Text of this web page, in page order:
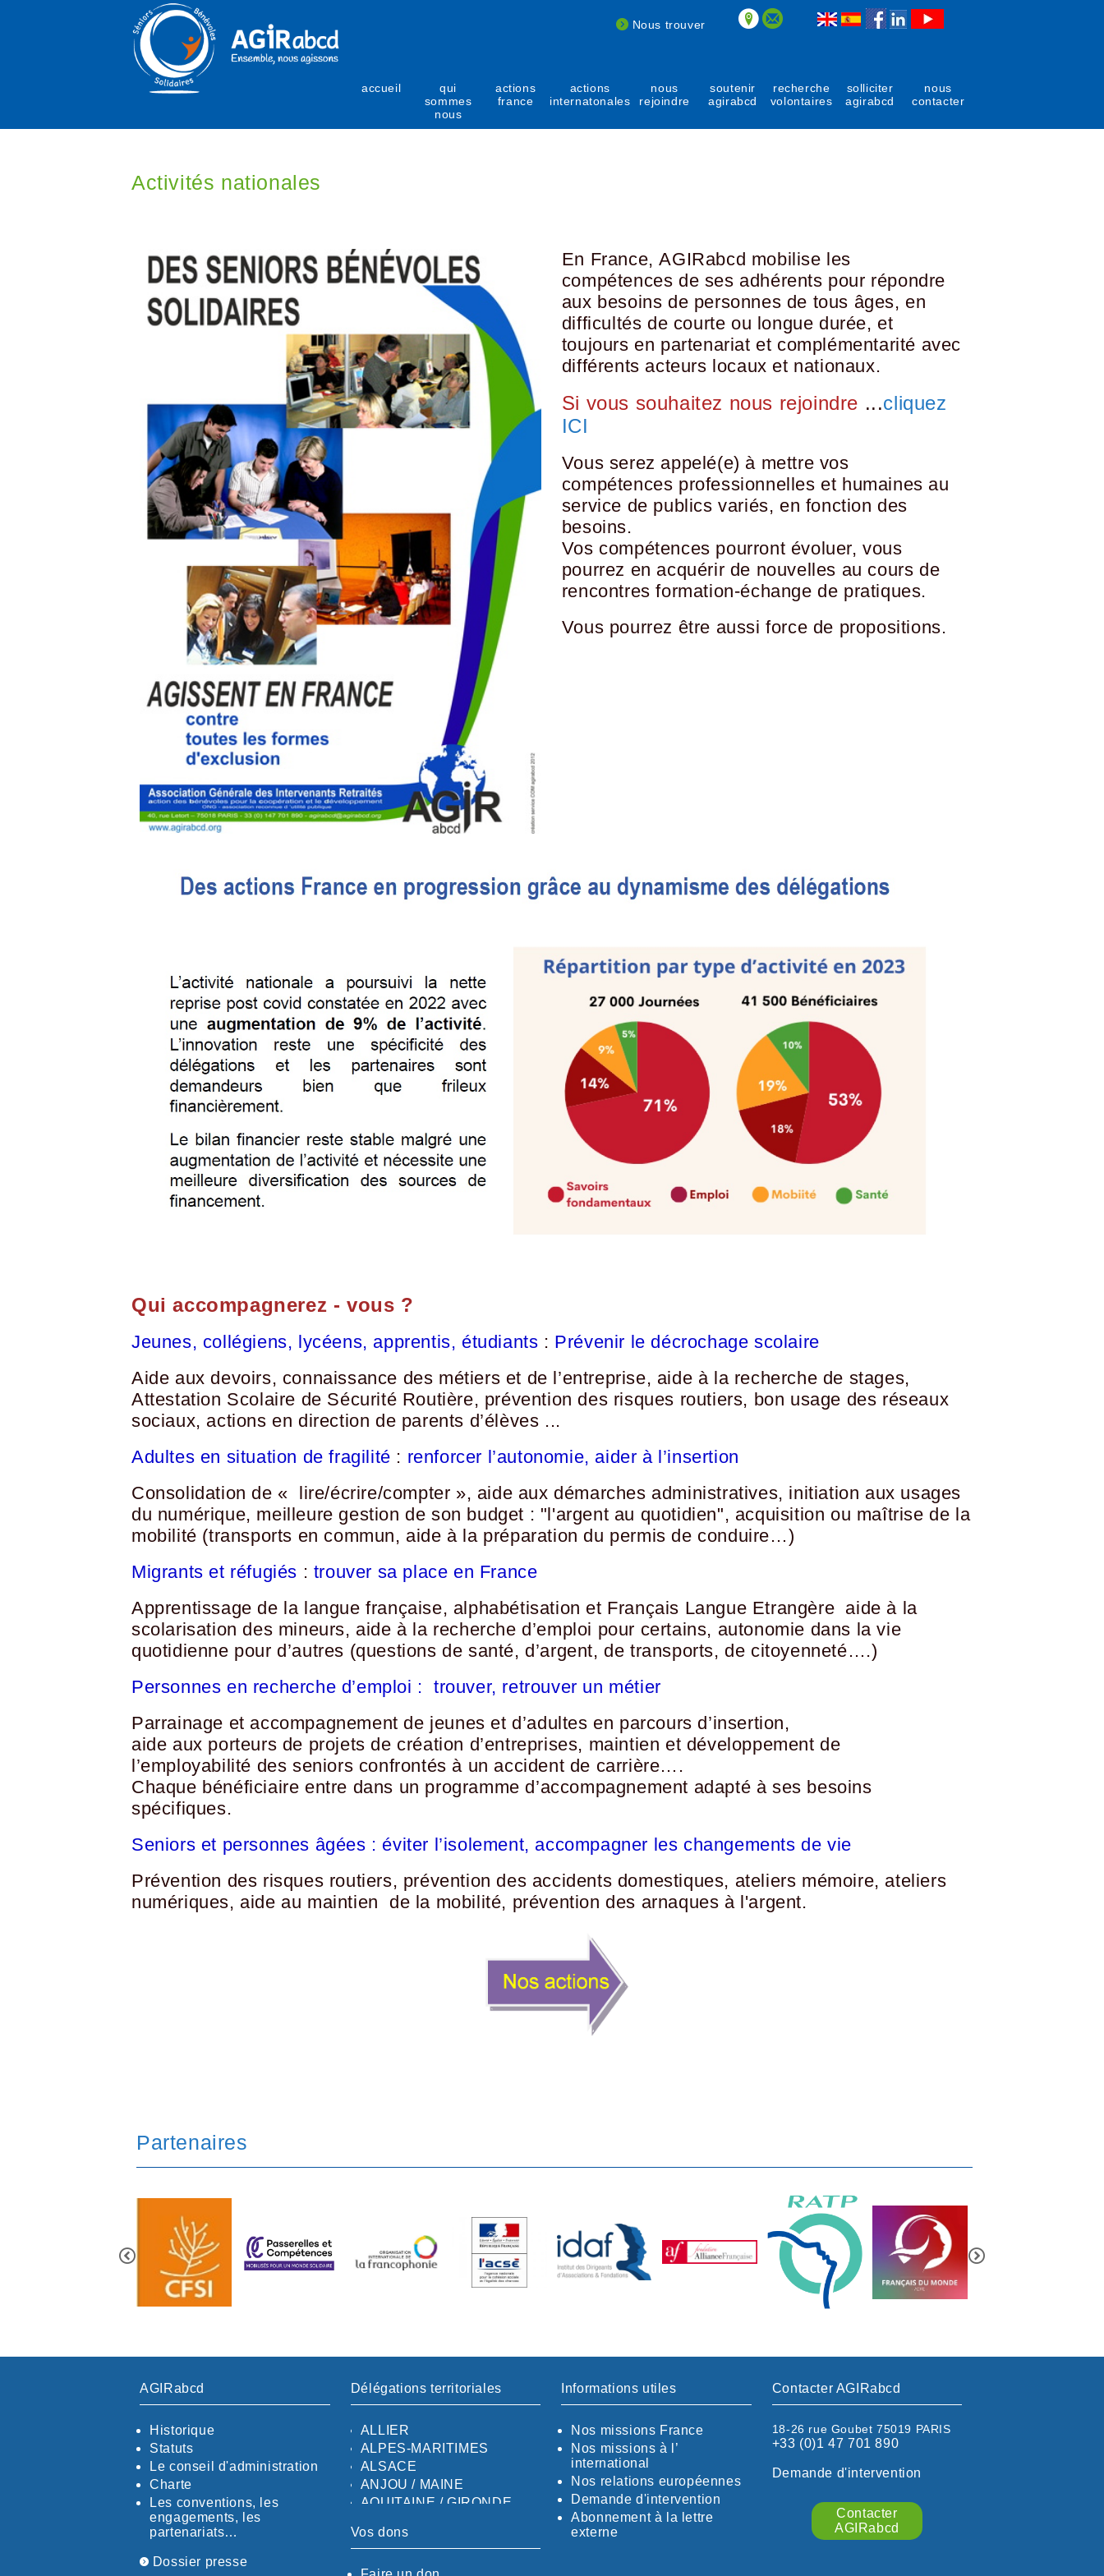
Nous trouver
accueil
qui
sommes
nous
actions
france
actions
internatonales
nous
rejoindre
soutenir
agirabcd
recherche
volontaires
solliciter
agirabcd
nous
contacter
Activités nationales
En France, AGIRabcd mobilise les
compétences de ses adhérents pour répondre
aux besoins de personnes de tous âges, en
difficultés de courte ou longue durée, et
toujours en partenariat et complémentarité avec
différents acteurs locaux et nationaux.
Si vous souhaitez nous rejoindre ...cliquez
ICI
Vous serez appelé(e) à mettre vos
compétences professionnelles et humaines au
service de publics variés, en fonction des
besoins.
Vos compétences pourront évoluer, vous
pourrez en acquérir de nouvelles au cours de
rencontres formation-échange de pratiques.
Vous pourrez être aussi force de propositions.
Qui accompagnerez - vous ?
Jeunes, collégiens, lycéens, apprentis, étudiants : Prévenir le décrochage scolaire
Aide aux devoirs, connaissance des métiers et de l’entreprise, aide à la recherche de stages,
Attestation Scolaire de Sécurité Routière, prévention des risques routiers, bon usage des réseaux
sociaux, actions en direction de parents d’élèves ...
Adultes en situation de fragilité : renforcer l’autonomie, aider à l’insertion
Consolidation de « lire/écrire/compter », aide aux démarches administratives, initiation aux usages
du numérique, meilleure gestion de son budget : "l'argent au quotidien", acquisition ou maîtrise de la
mobilité (transports en commun, aide à la préparation du permis de conduire…)
Migrants et réfugiés : trouver sa place en France
Apprentissage de la langue française, alphabétisation et Français Langue Etrangère aide à la
scolarisation des mineurs, aide à la recherche d’emploi pour certains, autonomie dans la vie
quotidienne pour d’autres (questions de santé, d’argent, de transports, de citoyenneté….)
Personnes en recherche d’emploi : trouver, retrouver un métier
Parrainage et accompagnement de jeunes et d’adultes en parcours d’insertion,
aide aux porteurs de projets de création d’entreprises, maintien et développement de
l’employabilité des seniors confrontés à un accident de carrière….
Chaque bénéficiaire entre dans un programme d’accompagnement adapté à ses besoins
spécifiques.
Seniors et personnes âgées : éviter l’isolement, accompagner les changements de vie
Prévention des risques routiers, prévention des accidents domestiques, ateliers mémoire, ateliers
numériques, aide au maintien de la mobilité, prévention des arnaques à l'argent.
Partenaires
AGIRabcd
Historique
Statuts
Le conseil d'administration
Charte
Les conventions, les
engagements, les
partenariats…
Dossier presse
Délégations territoriales
ALLIER
ALPES-MARITIMES
ALSACE
ANJOU / MAINE
AQUITAINE / GIRONDE
AUDE
Vos dons
Informations utiles
Nos missions France
Nos missions à l’
international
Nos relations européennes
Demande d'intervention
Abonnement à la lettre
externe
Contacter AGIRabcd
18-26 rue Goubet 75019 PARIS
+33 (0)1 47 701 890
Demande d'intervention
Contacter
AGIRabcd